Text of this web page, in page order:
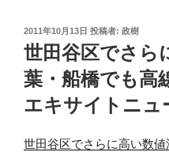
投
稿
日:
2011年10月13日 投稿者: 政樹
世田谷区でさら
葉・船橋でも高
エキサイトニュ
世田谷区でさらに高い数